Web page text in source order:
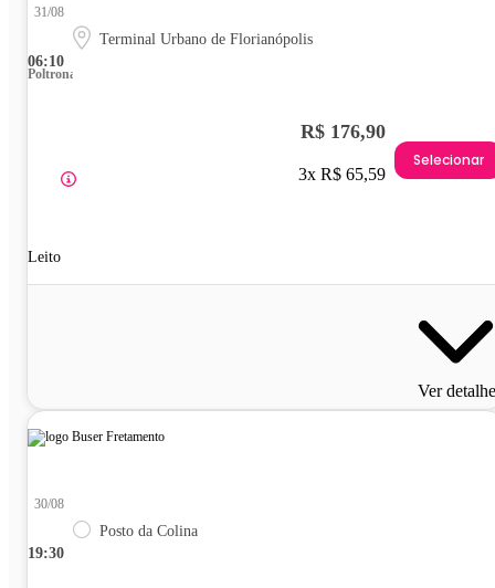
06:10
31/08
Terminal Urbano de Florianópolis
Poltrona
Leito
R$ 176,90
3x R$ 65,59
Selecionar
Ver
19:30
30/08
Posto da Colina